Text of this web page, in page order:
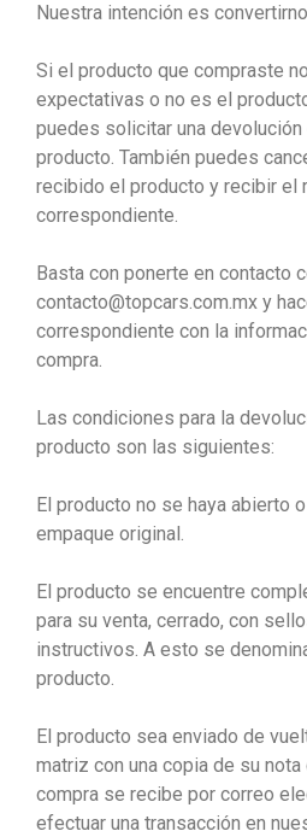
Nuestra intención es
Si el producto que compraste
expectativas o no es el
puedes solicitar una
producto. También puedes
recibido el producto y recibir el
correspondiente.
Basta con ponerte en contacto
contacto@topcars.com.mx y
correspondiente con la
compra.
Las condiciones para la
producto son las siguientes:
El producto no se haya abierto
empaque original.
El producto se encuentre
para su venta, cerrado, con
instructivos. A esto se
producto.
El producto sea enviado de
matriz con una copia de su
compra se recibe por correo
efectuar una transacción en